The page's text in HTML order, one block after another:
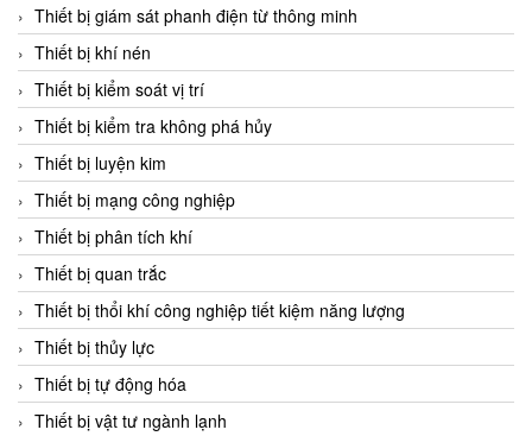
Chromalox
ChuanYi
CIC
Clage
Clake Fololo
Clark Cooper
CMC Ventilazione
Coax Valves Inc
Codel
Cofimco
Coltraco
Comat Releco
Thiết bị giám sát phanh điện từ thông minh
Thiết bị khí nén
Thiết bị kiểm soát vị trí
Thiết bị kiểm tra không phá hủy
Thiết bị luyện kim
Thiết bị mạng công nghiệp
Thiết bị phân tích khí
Thiết bị quan trắc
Thiết bị thổi khí công nghiệp tiết kiệm năng lượng
Thiết bị thủy lực
Thiết bị tự động hóa
Thiết bị vật tư ngành lạnh